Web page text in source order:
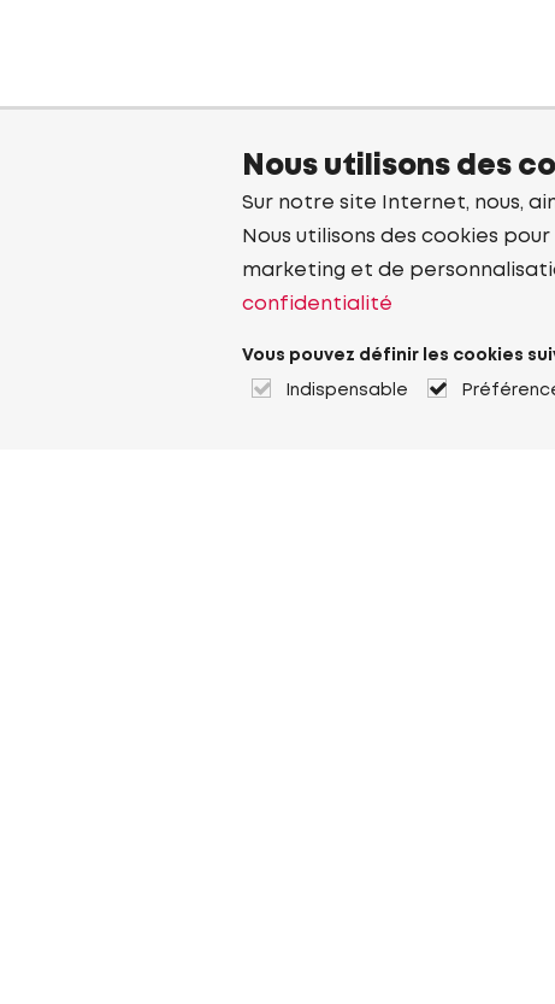
Nous utilisons des
Sur notre site Internet, nous,
Nous utilisons des cookies
marketing et de
confidentialité
Vous pouvez définir les cookies
Indispensable